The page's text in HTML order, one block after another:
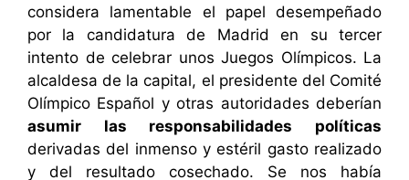
considera lamentable el papel desempeñado
por la candidatura de Madrid en su tercer
intento de celebrar unos Juegos Olímpicos. La
alcaldesa de la capital, el presidente del Comité
Olímpico Español y otras autoridades deberían
asumir las responsabilidades políticas
derivadas del inmenso y estéril gasto realizado
y del resultado cosechado. Se nos había